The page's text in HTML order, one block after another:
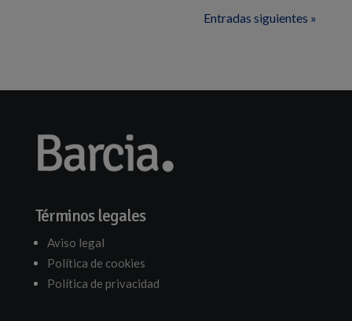
Entradas siguientes »
Términos legales
Aviso legal
Política de cookies
Política de privacidad